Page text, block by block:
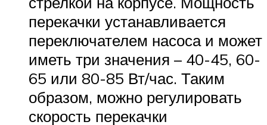
перекачки устанавливается
переключателем насоса и может
иметь три значения – 40-45, 60-
65 или 80-85 Вт/час. Таким
образом, можно регулировать
скорость перекачки